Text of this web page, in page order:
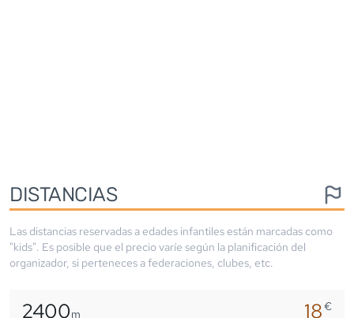
DISTANCIAS
Las distancias reservadas a edades infantiles están marcadas como
"kids". Es posible que el precio varíe según la planificación del
organizador, si perteneces a federaciones, clubes, etc.
2400m 18€